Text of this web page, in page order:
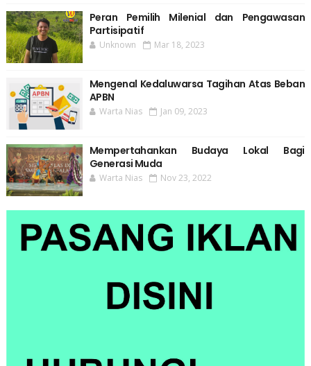
Peran Pemilih Milenial dan Pengawasan
Partisipatif
Unknown Mar 18, 2023
Mengenal Kedaluwarsa Tagihan Atas Beban
APBN
Warta Nias Jan 09, 2023
Mempertahankan Budaya Lokal Bagi
Generasi Muda
Warta Nias Nov 23, 2022